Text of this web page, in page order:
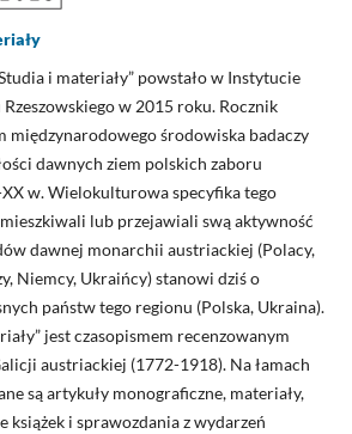
i materiały” powstało w Instytucie
w 2015 roku. Rocznik
międzynarodowego środowiska badaczy
dawnych ziem polskich zaboru
w. Wielokulturowa specyfika tego
lub przejawiali swą aktywność
dawnej monarchii austriackiej (Polacy,
Niemcy, Ukraińcy) stanowi dziś o
państw tego regionu (Polska, Ukraina).
jest czasopismem recenzowanym
austriackiej (1772-1918). Na łamach
są artykuły monograficzne, materiały,
książek i sprawozdania z wydarzeń